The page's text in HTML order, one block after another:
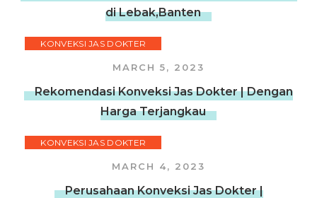
di Lebak,Banten
KONVEKSI JAS DOKTER
MARCH 5, 2023
Rekomendasi Konveksi Jas Dokter | Dengan
Harga Terjangkau
KONVEKSI JAS DOKTER
MARCH 4, 2023
Perusahaan Konveksi Jas Dokter |